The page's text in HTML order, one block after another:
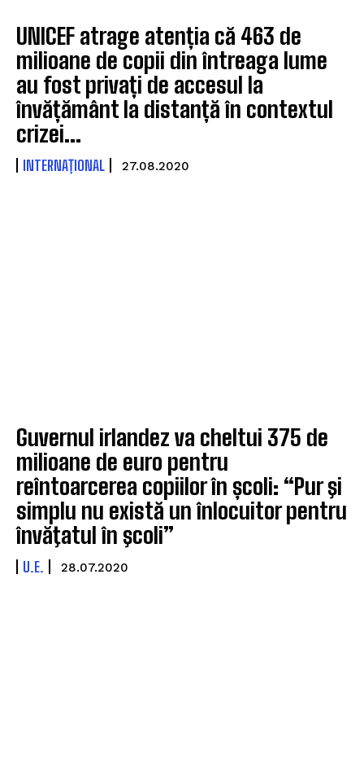
UNICEF atrage atenția că 463 de
milioane de copii din întreaga lume
au fost privați de accesul la
învățământ la distanță în contextul
crizei...
INTERNAȚIONAL 27.08.2020
Guvernul irlandez va cheltui 375 de
milioane de euro pentru
reîntoarcerea copiilor în școli: “Pur şi
simplu nu există un înlocuitor pentru
învăţatul în şcoli”
U.E. 28.07.2020